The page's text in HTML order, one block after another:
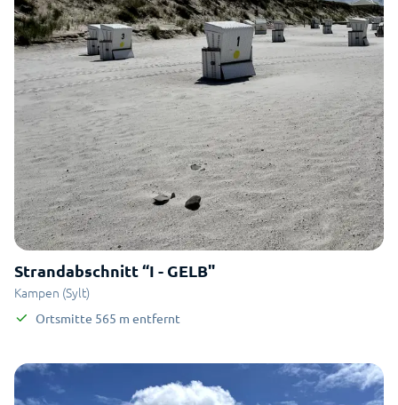
Strandabschnitt “I - GELB"
Kampen (Sylt)
Ortsmitte 565 m entfernt